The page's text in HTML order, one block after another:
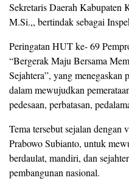
Sekretaris Daerah Kabupaten
M.Si.,, bertindak sebagai
Peringatan HUT ke- 69
“Bergerak Maju Bersama
Sejahtera”, yang
dalam mewujudkan
pedesaan, perbatasan,
Tema tersebut sejalan dengan
Prabowo Subianto, untuk
berdaulat, mandiri, dan
pembangunan nasional.